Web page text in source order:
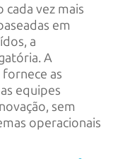
vez mais
em
a
A
as
equipes
sem
operacionais